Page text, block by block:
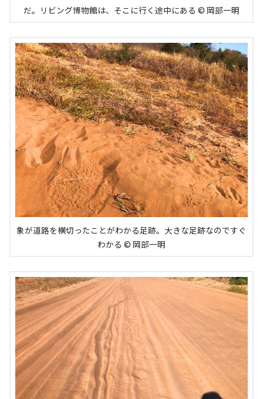
だ。リビング博物館は、そこに行く途中にある © 岡部一明
象が道路を横切ったことがわかる足跡。大きな足跡なのですぐ
わかる © 岡部一明